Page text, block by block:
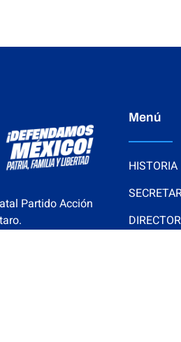
Partido Acción
Menú
HISTORIA